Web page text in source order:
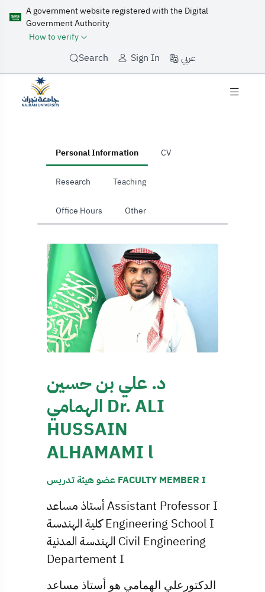
A government website registered with the Digital
Government Authority
How to verify
Search Sign In عربي
Personal Information CV
Research Teaching
Office Hours Other
د. علي بن حسين
الهمامي Dr. ALI
HUSSAIN
ALHAMAMI l
عضو هيئة تدريس FACULTY MEMBER I
أستاذ مساعد Assistant Professor I
كلية الهندسة Engineering School I
الهندسة المدنية Civil Engineering
Departement I
الدكتورعلي الهمامي هو أستاذ مساعد